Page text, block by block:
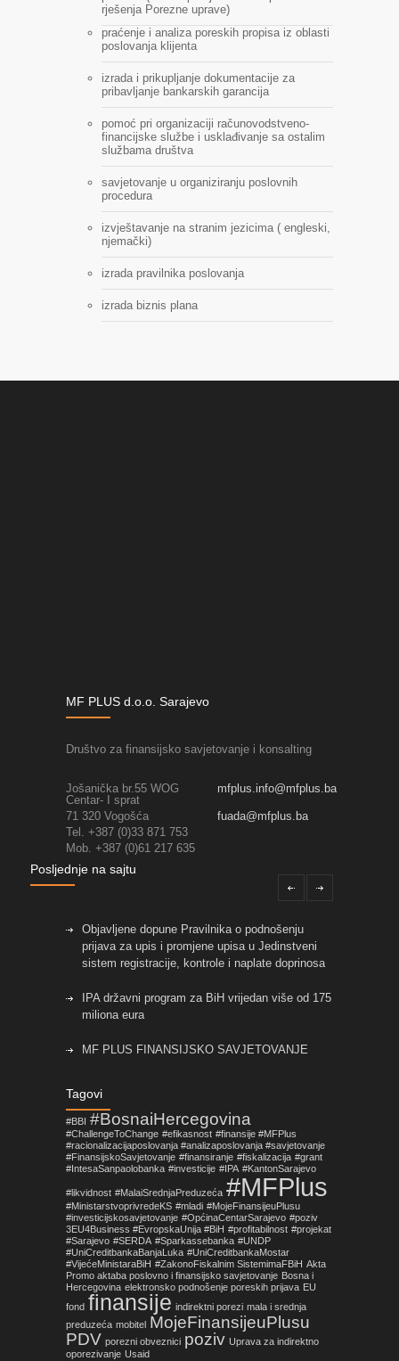
rješenja Porezne uprave)
praćenje i analiza poreskih propisa iz oblasti
poslovanja klijenta
izrada i prikupljanje dokumentacije za
pribavljanje bankarskih garancija
pomoć pri organizaciji računovodstveno-
financijske službe i usklađivanje sa ostalim
službama društva
savjetovanje u organiziranju poslovnih
procedura
izvještavanje na stranim jezicima ( engleski,
njemački)
izrada pravilnika poslovanja
izrada biznis plana
MF PLUS d.o.o. Sarajevo
Društvo za finansijsko savjetovanje i konsalting
Jošanička br.55 WOG
Centar- I sprat
mfplus.info@mfplus.ba
71 320 Vogošća
fuada@mfplus.ba
Tel. +387 (0)33 871 753
Mob. +387 (0)61 217 635
Posljednje na sajtu
Objavljene dopune Pravilnika o podnošenju
prijava za upis i promjene upisa u Jedinstveni
sistem registracije, kontrole i naplate doprinosa
IPA državni program za BiH vrijedan više od 175
miliona eura
MF PLUS FINANSIJSKO SAVJETOVANJE
primjenu Zakona o fiskalnim sistemima u FBiH!
Nova prilika za mala i srednja preduzeća sa
područja Općine Centar Sarajevo
Tagovi
#BBI #BosnaiHercegovina
#ChallengeToChange #efikasnost #finansije #MFPlus
#racionalizacijaposlovanja #analizaposlovanja #savjetovanje
#FinansijskoSavjetovanje #finansiranje #fiskalizacija #grant
#IntesaSanpaolobanka #investicije #IPA #KantonSarajevo
#likvidnost #MalaiSrednjaPreduzeća #MFPlus
#MinistarstvoprivredeKS #mladi #MojeFinansijeuPlusu
#investicijskosavjetovanje #OpćinaCentarSarajevo #poziv
3EU4Business #EvropskaUnija #BiH #profitabilnost #projekat
#Sarajevo #SERDA #Sparkassebanka #UNDP
#UniCreditbankaBanjaLuka #UniCreditbankaMostar
#VijećeMinistaraBiH #ZakonoFiskalnim SistemimaFBiH Akta
Promo aktaba poslovno i finansijsko savjetovanje Bosna i
Hercegovina elektronsko podnošenje poreskih prijava EU
fond finansije indirektni porezi mala i srednja
preduzeća mobitel MojeFinansijeuPlusu
PDV porezni obveznici poziv Uprava za indirektno
oporezivanje Usaid